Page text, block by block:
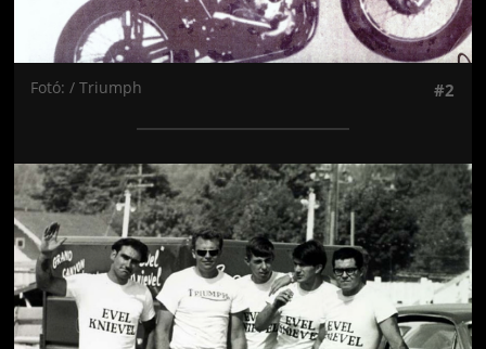
Fotó: / Triumph #2
Jön még kép!